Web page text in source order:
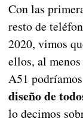
Con las
resto de
2020, vimos
ellos, al
A51
diseño de
lo decimos